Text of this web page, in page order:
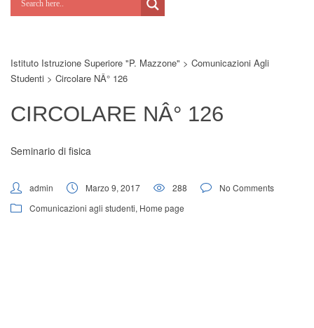
Lab Green
Potenziamoci
Istituto Istruzione Superiore "P. Mazzone" > Comunicazioni Agli
Studenti > Circolare NÂ° 126
CIRCOLARE NÂ° 126
Seminario di fisica
admin Marzo 9, 2017 288
No Comments
Comunicazioni agli studenti, Home page